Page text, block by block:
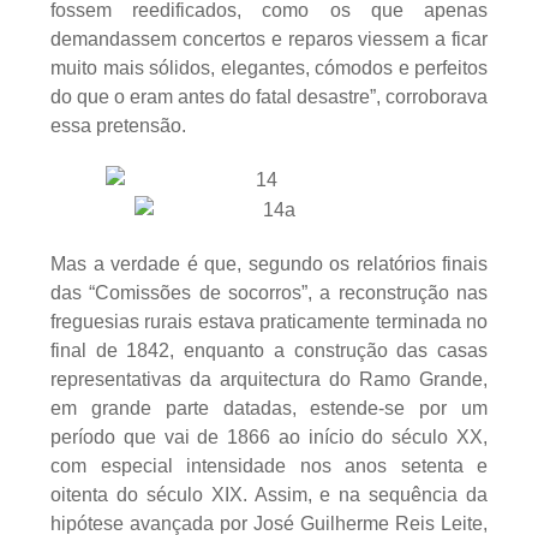
fossem reedificados, como os que apenas
demandassem concertos e reparos viessem a ficar
muito mais sólidos, elegantes, cómodos e perfeitos
do que o eram antes do fatal desastre”, corroborava
essa pretensão.
Mas a verdade é que, segundo os relatórios finais
das “Comissões de socorros”, a reconstrução nas
freguesias rurais estava praticamente terminada no
final de 1842, enquanto a construção das casas
representativas da arquitectura do Ramo Grande,
em grande parte datadas, estende-se por um
período que vai de 1866 ao início do século XX,
com especial intensidade nos anos setenta e
oitenta do século XIX. Assim, e na sequência da
hipótese avançada por José Guilherme Reis Leite,